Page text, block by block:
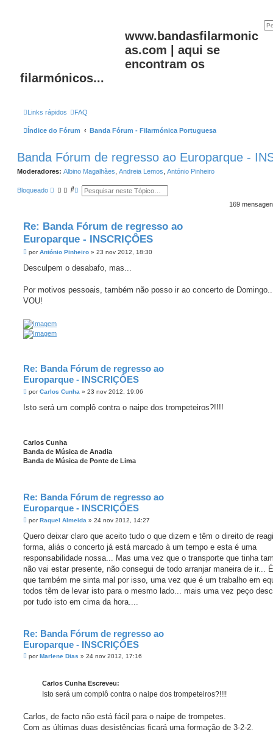
www.bandasfilarmonic
as.com | aqui se
encontram os
filarmónicos...
Links rápidos FAQ
Índice do Fórum Banda Fórum - Filarmónica Portuguesa
Banda Fórum de regresso ao Europarque -
Moderadores: Albino Magalhães Andreia Lemos António Pinheiro
Bloqueado
P
s
a
P
i
s
a
v
n
d
169
Re: Banda Fórum de regresso ao
Europarque - INSCRIÇÔES
M
n
g
m
porAntónio Pinheiro » 23 nov 2012, 18:30
Desculpem o desabafo, mas...
Por motivos pessoais, também não posso ir ao concerto de
VOU!
Re: Banda Fórum de regresso ao
Europarque - INSCRIÇÔES
M
n
m
porCarlos Cunha » 23 nov 2012, 19:06
Isto será um complô contra o naipe dos trompeteiros?!!!!
Carlos Cunha
Banda de Música de Anadia
Banda de Música de Ponte de Lima
Re: Banda Fórum de regresso ao
Europarque - INSCRIÇÔES
M
n
s
a
g
m
porRaquel Almeida » 24 nov 2012, 14:27
Quero deixar claro que aceito tudo o que dizem e têm o direito de
forma, aliás o concerto já está marcado à um tempo e esta é uma
responsabilidade nossa... Mas uma vez que o transporte que tinha
não vai estar presente, não consegui de todo arranjar maneira de ir...
que também me sinta mal por isso, uma vez que é um trabalho em
todos têm de levar isto para o mesmo lado... mais uma vez peço
por tudo isto em cima da hora....
Re: Banda Fórum de regresso ao
Europarque - INSCRIÇÔES
MporMarlene Dias » 24 nov 2012, 17:16
Carlos Cunha Escreveu:
Isto será um complô contra o naipe dos trompeteiros?!!!!
Carlos, de facto não está fácil para o naipe de trompetes.
Com as últimas duas desistências ficará uma formação de 3-2-2.